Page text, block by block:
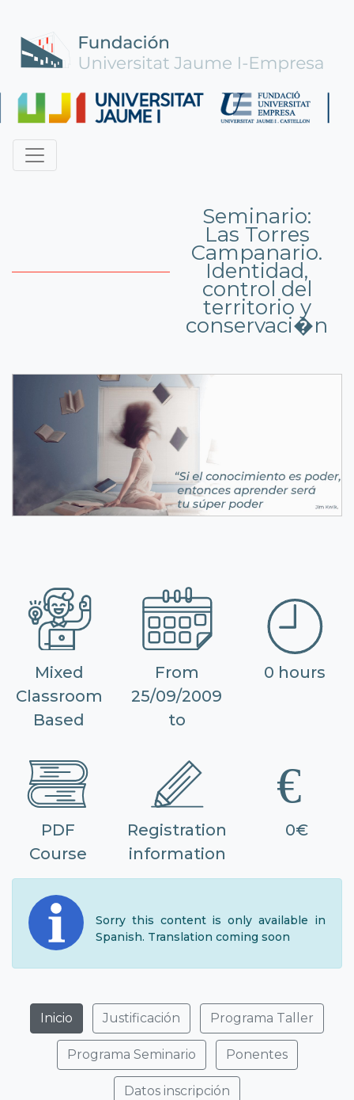
Seminario:
Las Torres
Campanario.
Identidad,
control del
territorio y
conservaci�n
Mixed
Classroom
Based
From
25/09/2009
to
0 hours
PDF
Course
Registration
information
0€
Sorry this content is only available in
Spanish. Translation coming soon
Inicio Justificación Programa Taller
Programa Seminario Ponentes
Datos inscripción